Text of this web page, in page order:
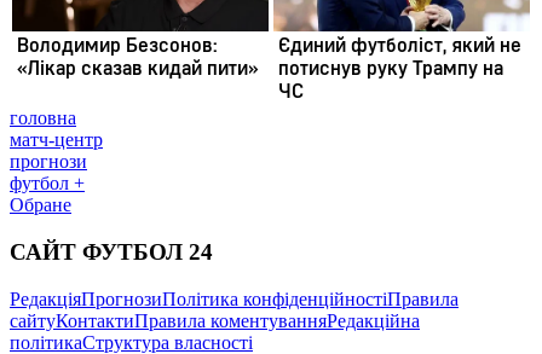
головна
матч-центр
прогнози
футбол +
Обране
САЙТ ФУТБОЛ 24
РедакціяПрогнозиПолітика конфіденційностіПравила
сайтуКонтактиПравила коментуванняРедакційна
політикаСтруктура власності